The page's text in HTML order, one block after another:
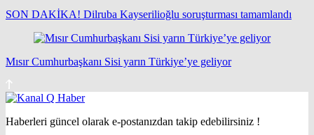
SON DAKİKA! Dilruba Kayserilioğlu soruşturması tamamlandı
Mısır Cumhurbaşkanı Sisi yarın Türkiye’ye geliyor
Haberleri güncel olarak e-postanızdan takip edebilirsiniz !